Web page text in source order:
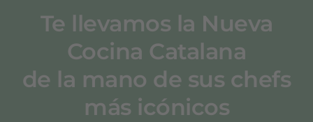
Te llevamos la Nueva
Cocina Catalana
de la mano de sus chefs
más icónicos